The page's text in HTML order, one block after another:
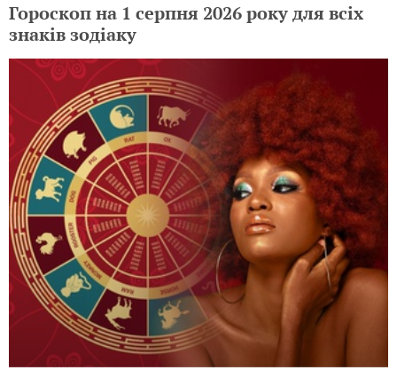
Гороскоп на 1 серпня 2026 року для всіх
знаків зодіаку